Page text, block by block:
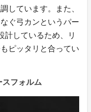
しています。また、
ぐ弓カンというパー
計しているため、リ
ピッタリと合ってい
スフォルム